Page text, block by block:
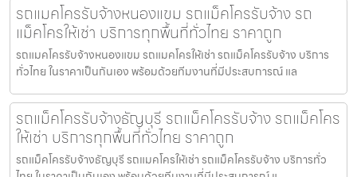
รถแมคโครรับจ้างหนองแขม รถแม็คโครรับจ้าง รถ
แม็คโครให้เช่า บริการทุกพื้นที่ทั่วไทย ราคาถูก
รถแมคโครรับจ้างหนองแขม รถแมคโครให้เช่า รถแม็คโครรับจ้าง บริการ
ทั่วไทย ในราคาเป็นกันเอง พร้อมด้วยทีมงานที่มีประสบการณ์ แล
รถแม็คโครรับจ้างธัญบุรี รถแม็คโครรับจ้าง รถแม็คโคร
ให้เช่า บริการทุกพื้นที่ทั่วไทย ราคาถูก
รถแม็คโครรับจ้างธัญบุรี รถแมคโครให้เช่า รถแม็คโครรับจ้าง บริการทั่ว